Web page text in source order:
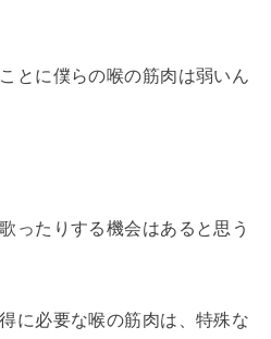
とに僕らの喉の筋肉は弱いん
ったりする機会はあると思う
に必要な喉の筋肉は、特殊な